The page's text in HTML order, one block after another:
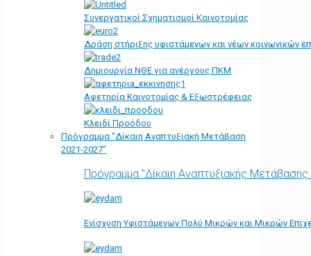
Συνεργατικοί Σχηματισμοί Καινοτομίας
Δράση στήριξης υφιστάμενων και νέων κοινωνικών
Δημιουργία ΝΘΕ για ανέργους ΠΚΜ
Αφετηρία Kαινοτομίας & Εξωστρέφειας
Κλειδί Προόδου
Πρόγραμμα “Δίκαιη Αναπτυξιακή Μετάβαση
2021-2027”
Πρόγραμμα "Δίκαιη Αναπτυξιακής
Ενίσχυση Υφιστάμενων Πολύ Μικρών και Μικρών